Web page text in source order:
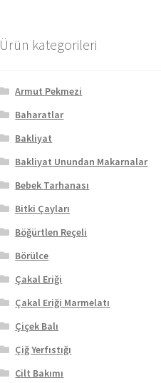
Ürün kategorileri
Armut Pekmezi
Baharatlar
Bakliyat
Bakliyat Unundan Makarnalar
Bebek Tarhanası
Bitki Çayları
Böğürtlen Reçeli
Börülce
Çakal Eriği
Çakal Eriği Marmelatı
Çiçek Balı
Çiğ Yerfıstığı
Cilt Bakımı